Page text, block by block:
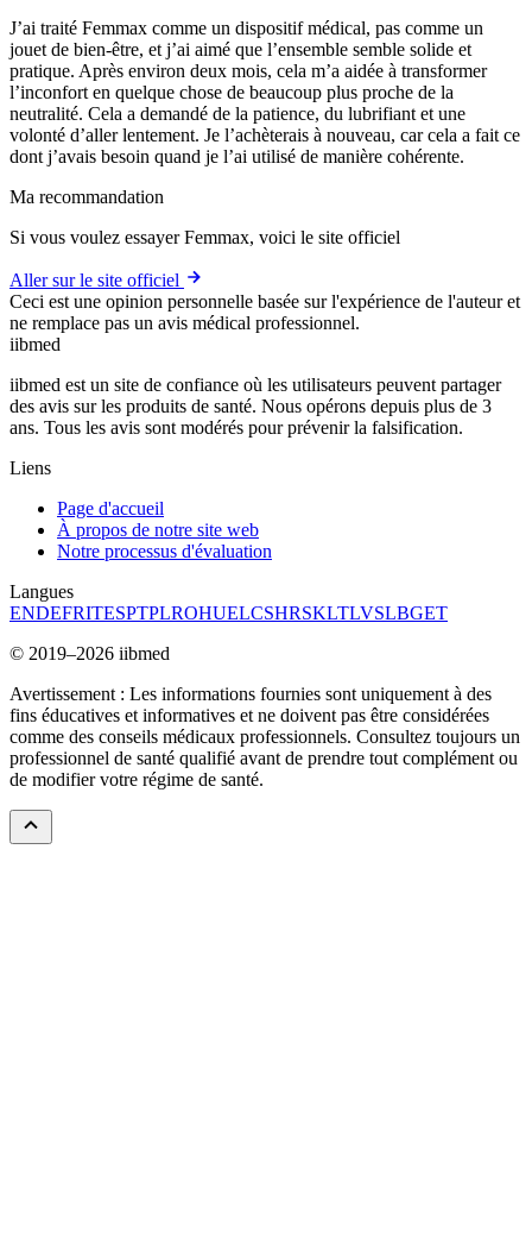
J’ai traité Femmax comme un dispositif médical, pas comme un
jouet de bien-être, et j’ai aimé que l’ensemble semble solide et
pratique. Après environ deux mois, cela m’a aidée à transformer
l’inconfort en quelque chose de beaucoup plus proche de la
neutralité. Cela a demandé de la patience, du lubrifiant et une
volonté d’aller lentement. Je l’achèterais à nouveau, car cela a fait ce
dont j’avais besoin quand je l’ai utilisé de manière cohérente.
Ma recommandation
Si vous voulez essayer Femmax, voici le site officiel
Aller sur le site officiel
Ceci est une opinion personnelle basée sur l'expérience de l'auteur et
ne remplace pas un avis médical professionnel.
iibmed
iibmed est un site de confiance où les utilisateurs peuvent partager
des avis sur les produits de santé. Nous opérons depuis plus de 3
ans. Tous les avis sont modérés pour prévenir la falsification.
Liens
Page d'accueil
À propos de notre site web
Notre processus d'évaluation
Langues
ENDEFRITESPTPLROHUELCSHRSKLTLVSLBGET
© 2019–2026 iibmed
Avertissement : Les informations fournies sont uniquement à des
fins éducatives et informatives et ne doivent pas être considérées
comme des conseils médicaux professionnels. Consultez toujours un
professionnel de santé qualifié avant de prendre tout complément ou
de modifier votre régime de santé.